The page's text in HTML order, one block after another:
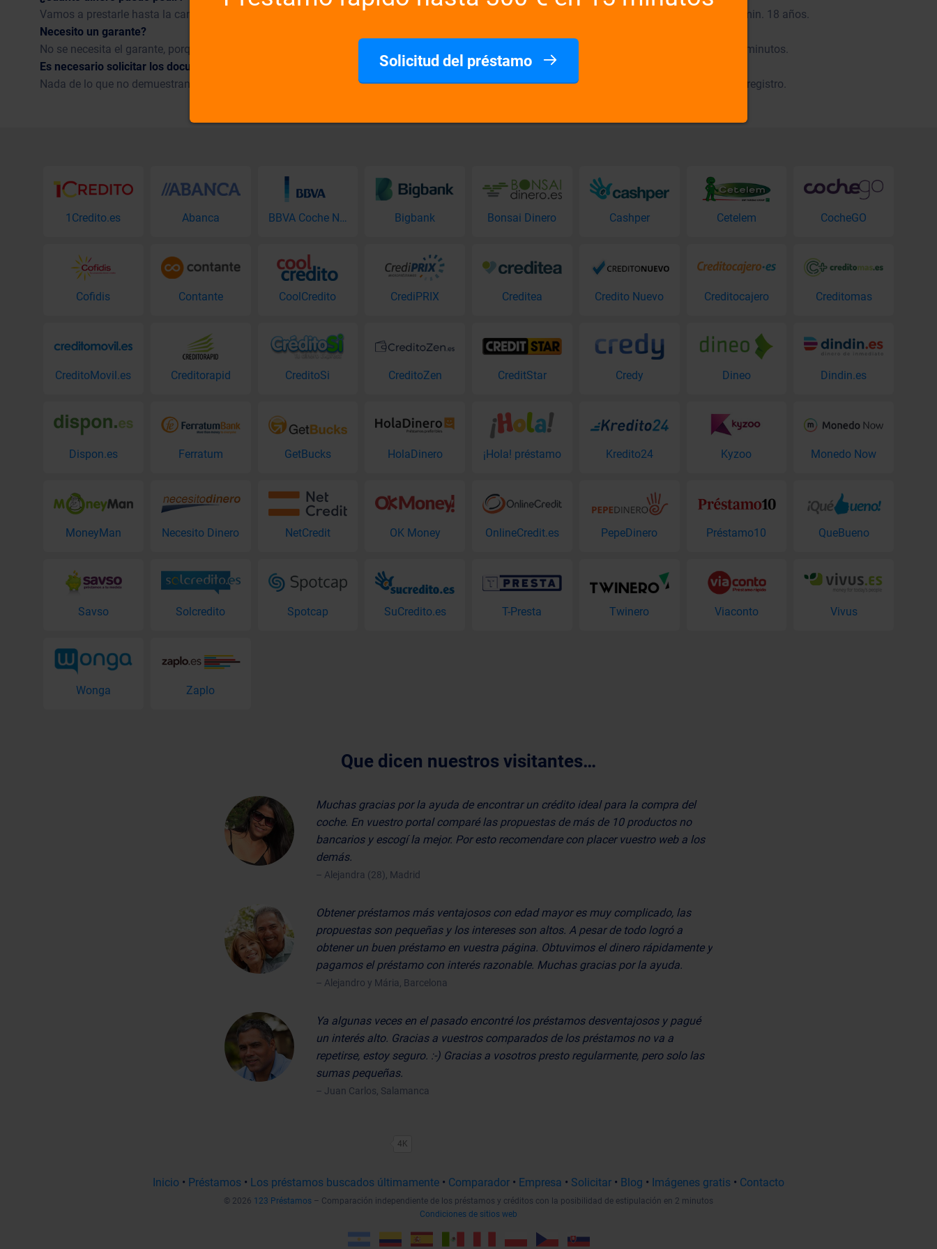
Solicitud del préstamo
Vamos a prestarle hasta la cantidad de 30 días a 300 €.
Necesito un garante?
No se necesita el garante, porque el préstamo sin garantía.
Es necesario solicitar los documentos que lo demuestran?
Nada de lo que no demuestran, a resolver todas las comodidades del hogar.
Se necesita un ingreso estable, la ciudadanía y español min. 18 años.
Las solicitudes de préstamos se evalúan en unos pocos minutos.
¿Qué pasa si tengo un ASNEF entrada de registro?
Una entrada en el registro de deudores mente, mira no el registro.
1Credito.es Abanca BBVA Coche Nuevo Bigbank Bonsai Dinero Cashper Cetelem CocheGO
Cofidis Contante CoolCredito CrediPRIX Creditea Credito Nuevo Creditocajero Creditomas
CreditoMovil.es Creditorapid CreditoSi CreditoZen CreditStar Credy Dineo Dindin.es
Dispon.es Ferratum GetBucks HolaDinero ¡Hola! préstamo Kredito24 Kyzoo Monedo Now
MoneyMan Necesito Dinero NetCredit OK Money OnlineCredit.es PepeDinero Préstamo10 QueBueno
Savso Solcredito Spotcap SuCredito.es T-Presta Twinero Viaconto Vivus
Wonga Zaplo
Que dicen nuestros visitantes…
Muchas gracias por la ayuda de encontrar un crédito ideal para la compra del
coche. En vuestro portal comparé las propuestas de más de 10 productos no
bancarios y escogí la mejor. Por esto recomendare con placer vuestro web a los
demás.
– Alejandra (28), Madrid
Obtener préstamos más ventajosos con edad mayor es muy complicado, las
propuestas son pequeñas y los intereses son altos. A pesar de todo logró a
obtener un buen préstamo en vuestra página. Obtuvimos el dinero rápidamente y
pagamos el préstamo con interés razonable. Muchas gracias por la ayuda.
– Alejandro y Mária, Barcelona
Ya algunas veces en el pasado encontré los préstamos desventajosos y pagué
un interés alto. Gracias a vuestros comparados de los préstamos no va a
repetirse, estoy seguro. :-) Gracias a vosotros presto regularmente, pero solo las
sumas pequeñas.
– Juan Carlos, Salamanca
4K
Inicio • Préstamos • Los préstamos buscados últimamente • Comparador • Empresa • Solicitar • Blog • Imágenes gratis • Contacto
© 2026 123 Préstamos – Comparación independiente de los préstamos y créditos con la posibilidad de estipulación en 2 minutos
Condiciones de sitios web